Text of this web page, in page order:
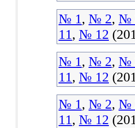
№ 1, № 2, №
11, № 12
№ 1, № 2, №
11, № 12
№ 1, № 2, №
11, № 12